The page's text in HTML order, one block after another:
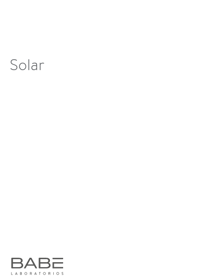
Solar